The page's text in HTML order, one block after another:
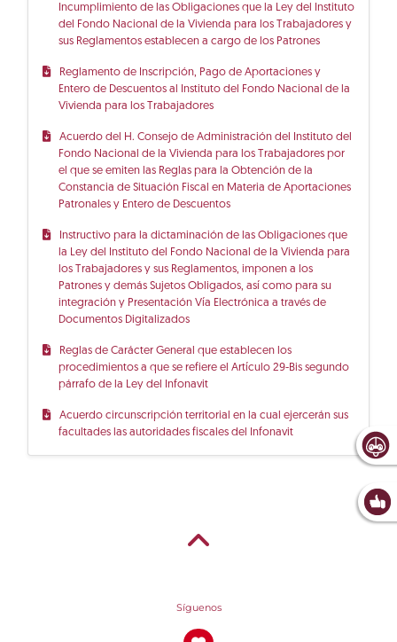
Incumplimiento de las Obligaciones que la Ley del Instituto
del Fondo Nacional de la Vivienda para los Trabajadores y
sus Reglamentos establecen a cargo de los Patrones
Reglamento de Inscripción, Pago de Aportaciones y
Entero de Descuentos al Instituto del Fondo Nacional de la
Vivienda para los Trabajadores
Acuerdo del H. Consejo de Administración del Instituto del
Fondo Nacional de la Vivienda para los Trabajadores por
el que se emiten las Reglas para la Obtención de la
Constancia de Situación Fiscal en Materia de Aportaciones
Patronales y Entero de Descuentos
Instructivo para la dictaminación de las Obligaciones que
la Ley del Instituto del Fondo Nacional de la Vivienda para
los Trabajadores y sus Reglamentos, imponen a los
Patrones y demás Sujetos Obligados, así como para su
integración y Presentación Vía Electrónica a través de
Documentos Digitalizados
Reglas de Carácter General que establecen los
procedimientos a que se refiere el Artículo 29-Bis segundo
párrafo de la Ley del Infonavit
Acuerdo circunscripción territorial en la cual ejercerán sus
facultades las autoridades fiscales del Infonavit
Síguenos